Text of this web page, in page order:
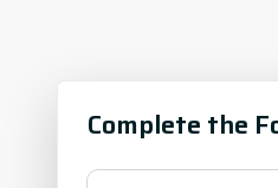
Complete the